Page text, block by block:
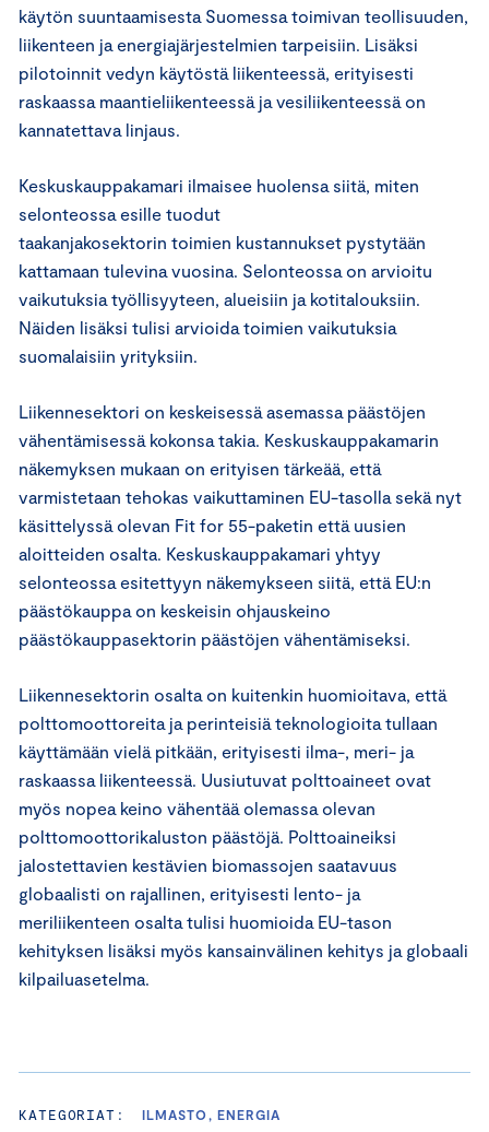
käytön suuntaamisesta Suomessa toimivan teollisuuden,
liikenteen ja energiajärjestelmien tarpeisiin. Lisäksi
pilotoinnit vedyn käytöstä liikenteessä, erityisesti
raskaassa maantieliikenteessä ja vesiliikenteessä on
kannatettava linjaus.
Keskuskauppakamari ilmaisee huolensa siitä, miten
selonteossa esille tuodut
taakanjakosektorin toimien kustannukset pystytään
kattamaan tulevina vuosina. Selonteossa on arvioitu
vaikutuksia työllisyyteen, alueisiin ja kotitalouksiin.
Näiden lisäksi tulisi arvioida toimien vaikutuksia
suomalaisiin yrityksiin.
Liikennesektori on keskeisessä asemassa päästöjen
vähentämisessä kokonsa takia. Keskuskauppakamarin
näkemyksen mukaan on erityisen tärkeää, että
varmistetaan tehokas vaikuttaminen EU-tasolla sekä nyt
käsittelyssä olevan Fit for 55-paketin että uusien
aloitteiden osalta. Keskuskauppakamari yhtyy
selonteossa esitettyyn näkemykseen siitä, että EU:n
päästökauppa on keskeisin ohjauskeino
päästökauppasektorin päästöjen vähentämiseksi.
Liikennesektorin osalta on kuitenkin huomioitava, että
polttomoottoreita ja perinteisiä teknologioita tullaan
käyttämään vielä pitkään, erityisesti ilma-, meri- ja
raskaassa liikenteessä. Uusiutuvat polttoaineet ovat
myös nopea keino vähentää olemassa olevan
polttomoottorikaluston päästöjä. Polttoaineiksi
jalostettavien kestävien biomassojen saatavuus
globaalisti on rajallinen, erityisesti lento- ja
meriliikenteen osalta tulisi huomioida EU-tason
kehityksen lisäksi myös kansainvälinen kehitys ja globaali
kilpailuasetelma.
KATEGORIAT: ILMASTO, ENERGIA